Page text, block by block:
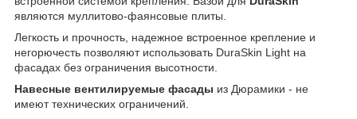
являются муллитово-фаянсовые плиты.
Легкость и прочность, надежное встроенное крепление и
негорючесть позволяют использовать DuraSkin Light на
фасадах без ограничения высотности.
Навесные вентилируемые фасады из Дюрамики - не
имеют технических ограничений.